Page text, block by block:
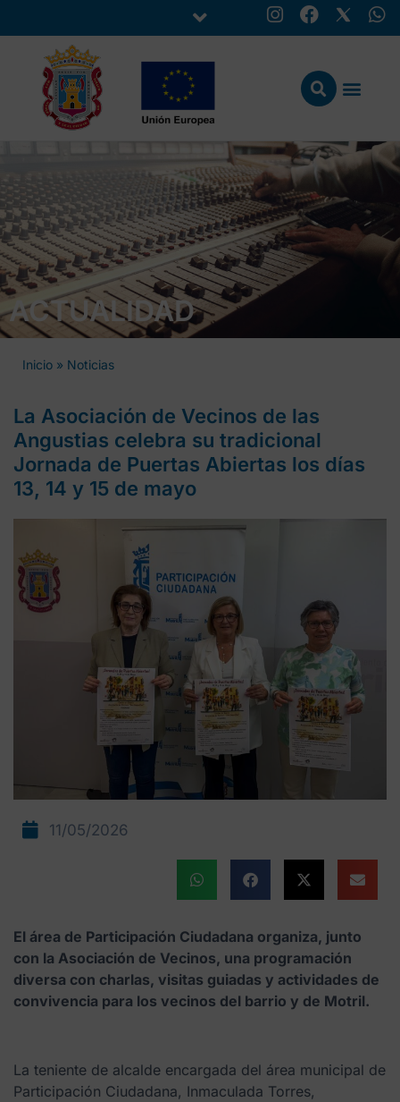
ACTUALIDAD
Inicio » Noticias
La Asociación de Vecinos de las
Angustias celebra su tradicional
Jornada de Puertas Abiertas los días
13, 14 y 15 de mayo
11/05/2026
El área de Participación Ciudadana organiza, junto
con la Asociación de Vecinos, una programación
diversa con charlas, visitas guiadas y actividades de
convivencia para los vecinos del barrio y de Motril.
La teniente de alcalde encargada del área municipal de
Participación Ciudadana, Inmaculada Torres,